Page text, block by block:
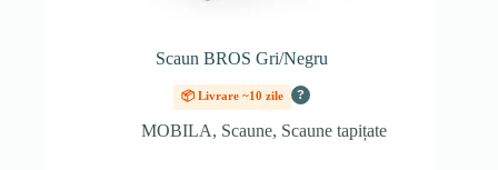
Scaun BROS Gri/Negru
📦 Livrare ~10 zile ?
MOBILA, Scaune, Scaune tapițate